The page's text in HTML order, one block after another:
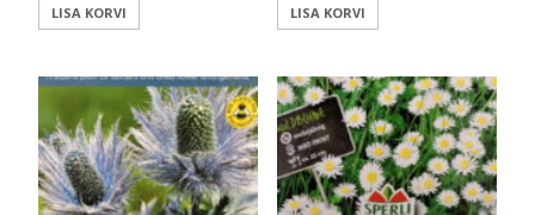
LISA KORVI LISA KORVI